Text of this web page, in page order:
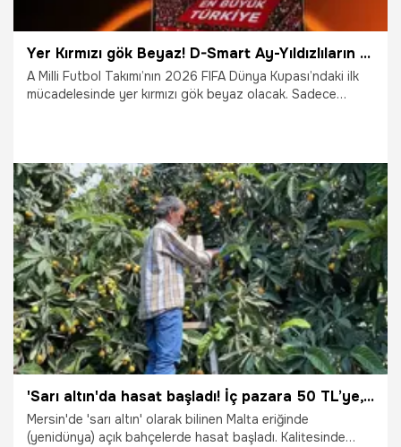
Yer Kırmızı gök Beyaz! D-Smart Ay-Yıldızlıların yanında
A Milli Futbol Takımı’nın 2026 FIFA Dünya Kupası’ndaki ilk
mücadelesinde yer kırmızı gök beyaz olacak. Sadece
13.06.2026 Magazin
'Sarı altın'da hasat başladı! İç pazara 50 TL’ye, dış pazara 4 dolara gönderiliyor
Mersin'de 'sarı altın' olarak bilinen Malta eriğinde
(yenidünya) açık bahçelerde hasat başladı. Kalitesinde